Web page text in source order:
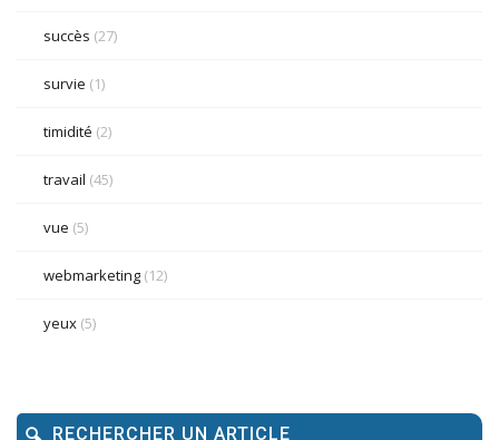
succès (27)
survie (1)
timidité (2)
travail (45)
vue (5)
webmarketing (12)
yeux (5)
RECHERCHER UN ARTICLE